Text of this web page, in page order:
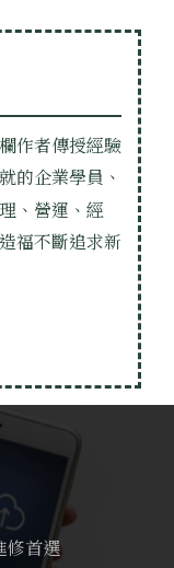
作者傳授經驗
的企業學員、
、營運、經
福不斷追求新
修首選